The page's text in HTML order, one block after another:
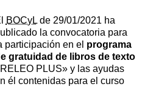
BOCyLde 29/01/2021 ha
la convocatoria para
participación en el programa
gratuidad de libros de texto
PLUS» y las ayudas
él contenidas para el curso